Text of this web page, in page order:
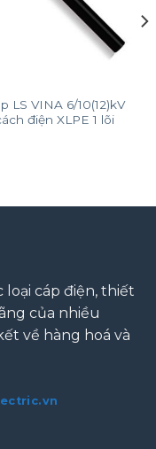
LS VINA 6/10(12)kV
điện XLPE 1 lõi
cáp điện, thiết
của nhiều
về hàng hoá và